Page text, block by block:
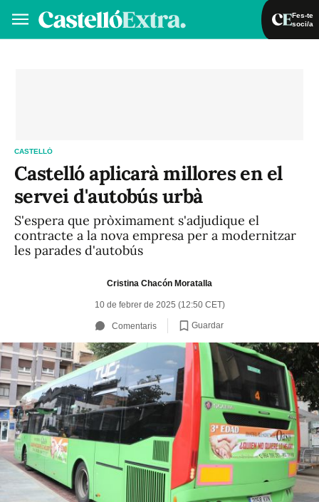
Fes-te
soci/a
CASTELLÓ
Castelló aplicarà millores en el
servei d'autobús urbà
S'espera que pròximament s'adjudique el
contracte a la nova empresa per a modernitzar
les parades d'autobús
Cristina Chacón Moratalla
10 de febrer de 2025 (12:50 CET)
Comentaris Guardar